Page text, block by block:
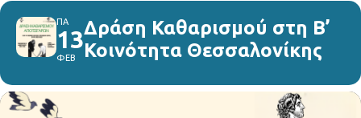
ΠΑ
13
ΦΕΒ
Δράση Καθαρισμού στη Β’
Κοινότητα Θεσσαλονίκης